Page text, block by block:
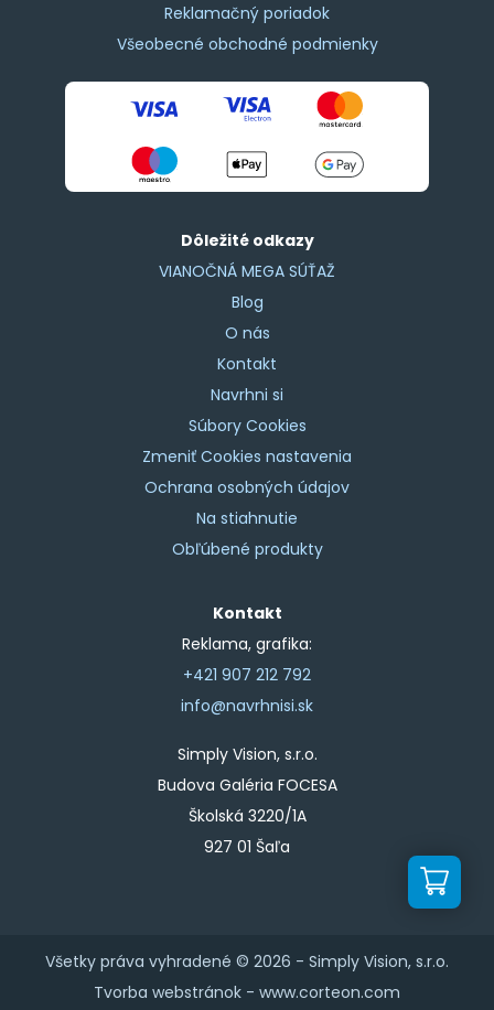
Reklamačný poriadok
Všeobecné obchodné podmienky
Dôležité odkazy
VIANOČNÁ MEGA SÚŤAŽ
Blog
O nás
Kontakt
Navrhni si
Súbory Cookies
Zmeniť Cookies nastavenia
Ochrana osobných údajov
Na stiahnutie
Obľúbené produkty
Kontakt
Reklama, grafika:
+421 907 212 792
info@navrhnisi.sk
Simply Vision, s.r.o.
Budova Galéria FOCESA
Školská 3220/1A
927 01 Šaľa
Všetky práva vyhradené © 2026 - Simply Vision, s.r.o.
Tvorba webstránok - www.corteon.com